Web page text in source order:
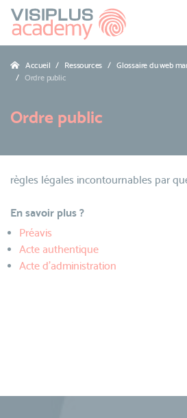
Accueil Ressources
Glossaire du web
Ordre public
Ordre public
règles légales incontournables par
En savoir plus ?
Préavis
Acte authentique
Acte d’administration